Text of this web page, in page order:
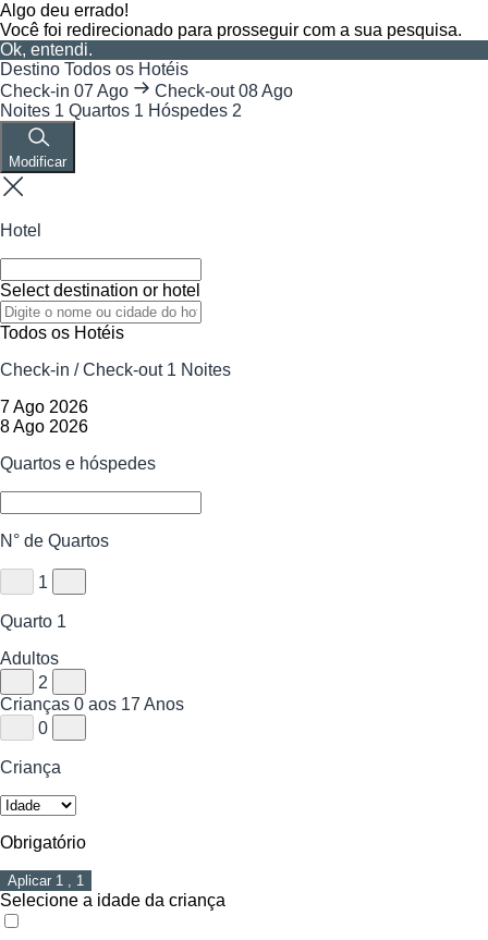
Algo deu errado!
Você foi redirecionado para prosseguir com a sua pesquisa.
Ok, entendi.
Destino Todos os Hotéis
Check-in 07 Ago Check-out 08 Ago
Noites 1 Quartos 1 Hóspedes 2
Modificar
Hotel
Select destination or hotel
Todos os Hotéis
Check-in / Check-out 1 Noites
7 Ago 2026
8 Ago 2026
Quartos e hóspedes
N° de Quartos
1
Quarto 1
Adultos
2
Crianças 0 aos 17 Anos
0
Criança
Obrigatório
Aplicar 1 , 1
Selecione a idade da criança